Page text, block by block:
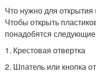
Что нужно для
Чтобы открыть
понадобятся
1. Крестовая отвертка
2. Шпатель или кнопка